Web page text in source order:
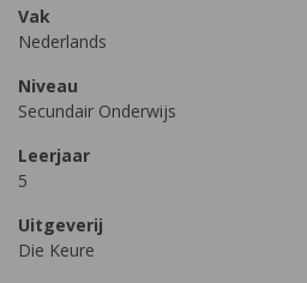
Vak
Nederlands
Niveau
Secundair Onderwijs
Leerjaar
5
Uitgeverij
Die Keure